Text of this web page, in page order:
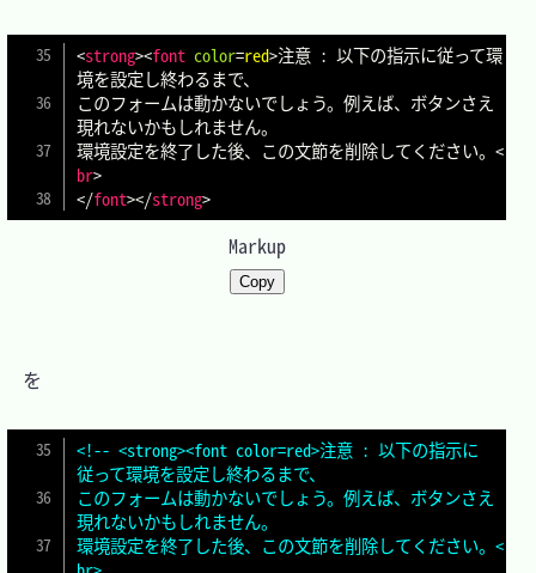
<strong><font color=red>注意 : 以下の指示に従って環
境を設定し終わるまで、
このフォームは動かないでしょう。例えば、ボタンさえ
現れないかもしれません。
環境設定を終了した後、この文節を削除してください。 <
br>
</font></strong>
Markup
Copy
を
<!-- <strong><font color=red>注意 : 以下の指示に
従って環境を設定し終わるまで、
このフォームは動かないでしょう。例えば、ボタンさえ
現れないかもしれません。
環境設定を終了した後、この文節を削除してください。<